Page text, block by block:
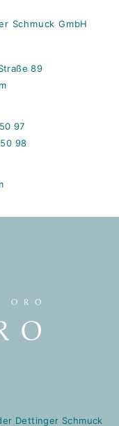
Schmuck GmbH
89
97
98
Dettinger Schmuck